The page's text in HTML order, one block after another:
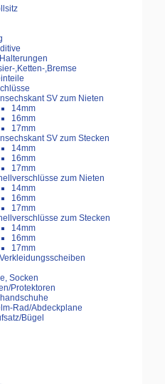
,Ketten-,Bremse
SV zum Nieten
14mm
16mm
17mm
SV zum Stecken
14mm
16mm
17mm
zum Nieten
14mm
16mm
17mm
zum Stecken
14mm
16mm
17mm
Socken
Protektoren
Rad/Abdeckplane
Bügel